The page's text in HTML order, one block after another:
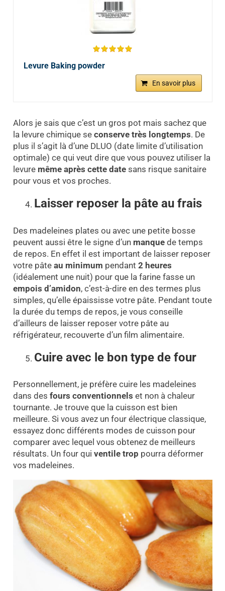
Levure Baking powder
En savoir plus
Alors je sais que c’est un gros pot mais sachez que
la levure chimique se conserve très longtemps. De
plus il s’agit là d’une DLUO (date limite d’utilisation
optimale) ce qui veut dire que vous pouvez utiliser la
levure même après cette datesans risque sanitaire
pour vous et vos proches.
Laisser reposer la pâte au frais
Des madeleines plates ou avec une petite bosse
peuvent aussi être le signe d’un manquede temps
de repos. En effet il est important de laisser reposer
votre pâte au minimum pendant 2 heures
(idéalement une nuit) pour que la farine fasse un
empois d’amidon, c’est-à-dire en des termes plus
simples, qu’elle épaississe votre pâte. Pendant toute
la durée du temps de repos, je vous conseille
d’ailleurs de laisser reposer votre pâte au
réfrigérateur, recouverte d’un film alimentaire.
Cuire avec le bon type de four
Personnellement, je préfère cuire les madeleines
dans des fours conventionnels et non à chaleur
tournante. Je trouve que la cuisson est bien
meilleure. Si vous avez un four électrique classique,
essayez donc différents modes de cuisson pour
comparer avec lequel vous obtenez de meilleurs
résultats. Un four qui ventile trop pourra déformer
vos madeleines.